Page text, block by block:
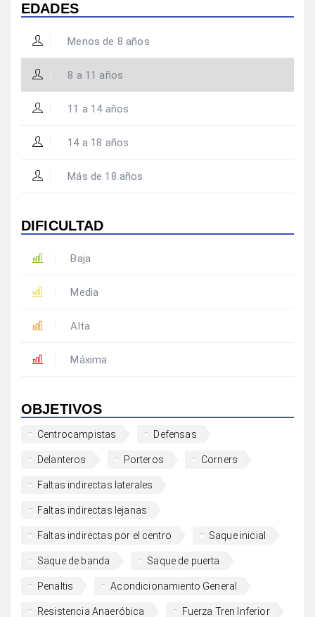
EDADES
Menos de 8 años
8 a 11 años
11 a 14 años
14 a 18 años
Más de 18 años
DIFICULTAD
Baja
Media
Alta
Máxima
OBJETIVOS
Centrocampistas Defensas
Delanteros Porteros Corners
Faltas indirectas laterales
Faltas indirectas lejanas
Faltas indirectas por el centro Saque inicial
Saque de banda Saque de puerta
Penaltis Acondicionamiento General
Resistencia Anaeróbica Fuerza Tren Inferior